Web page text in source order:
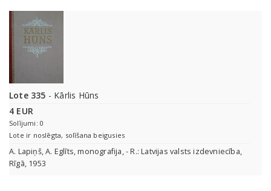
Lote 335 - Kārlis Hūns
4 EUR
Solījumi: 0
Lote ir noslēgta, solīšana beigusies
A. Lapiņš, A. Eglīts, monografija, - R.: Latvijas valsts izdevniecība,
Rīgā, 1953